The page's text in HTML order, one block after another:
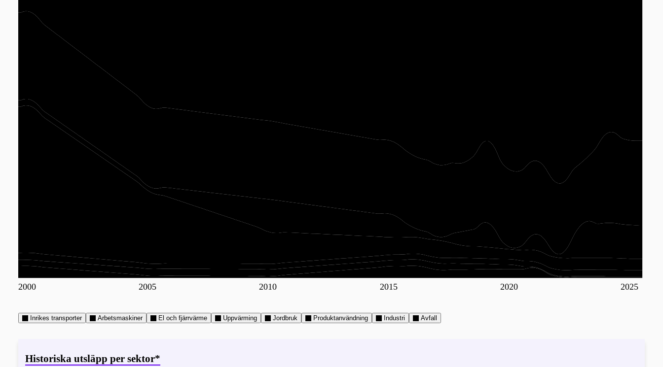
2000 2005 2010 2015 2020 2025
Inrikes transporter Arbetsmaskiner El och fjärrvärme Uppvärming Jordbruk Produktanvändning Industri Avfall
Historiska utsläpp per sektor*